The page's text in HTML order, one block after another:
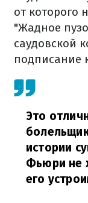
от которого
"Жадное
саудовской
подписание
Это
истории
Фьюри не
его